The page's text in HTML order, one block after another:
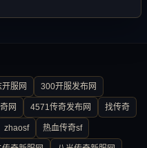
服网 300开服发布网
网 4571传奇发布网 找传奇
zhaosf 热血传奇sf